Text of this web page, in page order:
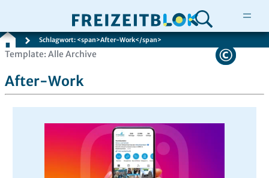
Zum
springen
Schlagwort: <span>After-Work</span>
Template: Alle Archive
After-Work